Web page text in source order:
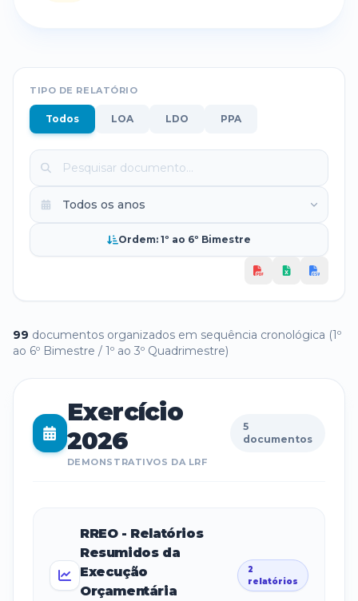
TIPO DE RELATÓRIO
Todos LOA LDO PPA
Ordem: 1º ao 6º Bimestre
99 documentos organizados em sequência cronológica (1º
ao 6º Bimestre / 1º ao 3º Quadrimestre)
Exercício
2026
DEMONSTRATIVOS DA LRF
5
documentos
RREO - Relatórios
Resumidos da
Execução
Orçamentária
2
relatórios